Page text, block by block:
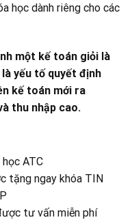
học dành riêng cho các
một kế toán giỏi là
yếu tố quyết định
kế toán mới ra
thu nhập cao.
ATC
tặng ngay khóa TIN
tư vấn miễn phí